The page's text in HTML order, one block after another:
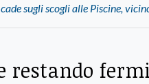
sugli scogli alle Piscine,
restando fermi